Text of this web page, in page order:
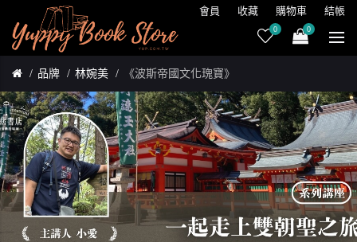
會員 收藏 購物車 結帳
0 0
品牌 林婉美 《波斯帝國文化瑰寶》